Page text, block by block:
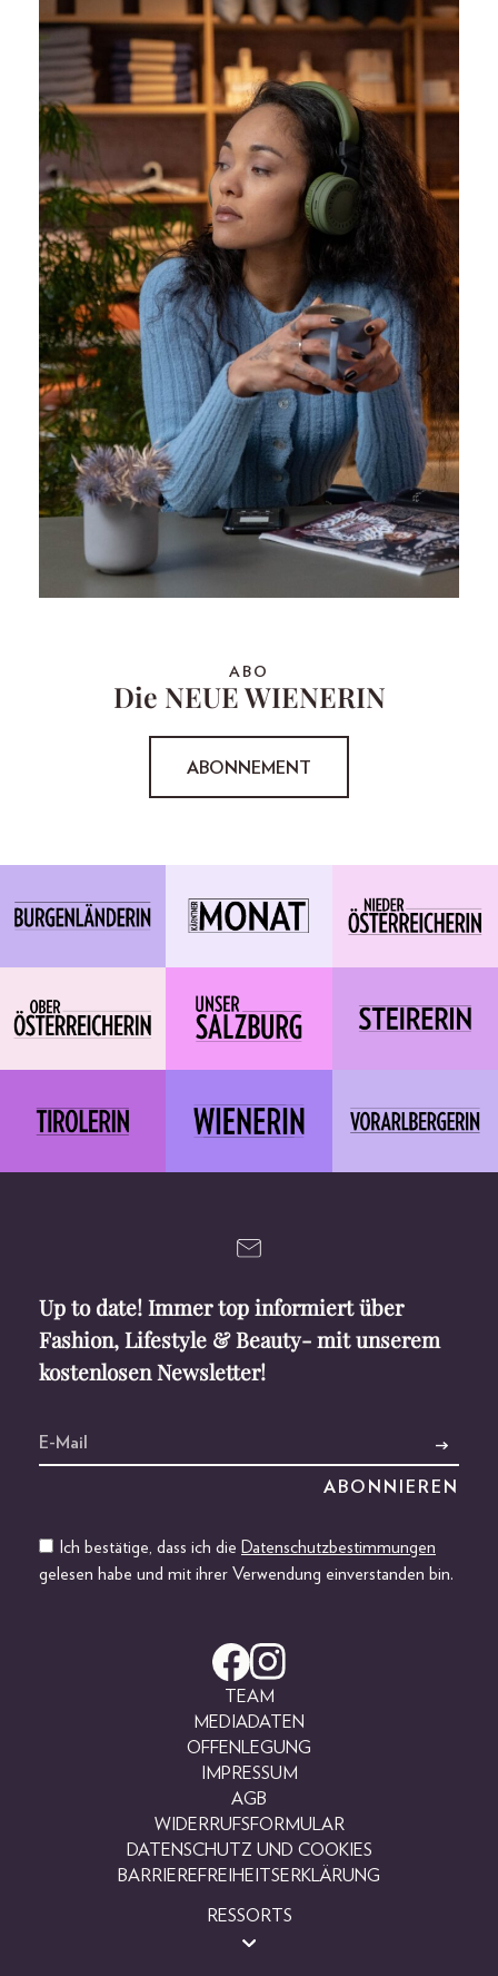
ABO
Die NEUE WIENERIN
ABONNEMENT
Up to date! Immer top informiert über
Fashion, Lifestyle & Beauty- mit unserem
kostenlosen Newsletter!
Ich bestätige, dass ich die Datenschutzbestimmungen
gelesen habe und mit ihrer Verwendung einverstanden bin.
TEAM
MEDIADATEN
OFFENLEGUNG
IMPRESSUM
AGB
WIDERRUFSFORMULAR
DATENSCHUTZ UND COOKIES
BARRIEREFREIHEITSERKLÄRUNG
RESSORTS